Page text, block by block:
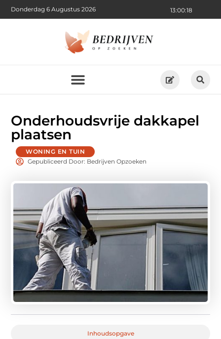
13:00:19
Donderdag 6 Augustus 2026
Onderhoudsvrije dakkapel
plaatsen
WONING EN TUIN
Gepubliceerd Door: Bedrijven Opzoeken
Inhoudsopgave